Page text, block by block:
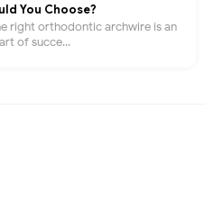
You Choose?
right orthodontic archwire is an
of succe...